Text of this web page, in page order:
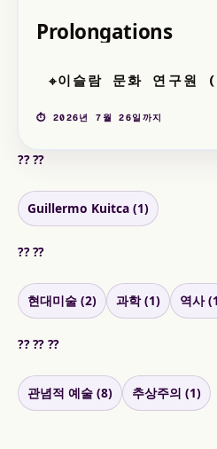
Prolongations
⌖이슬람 문화 연구원
⏱ 2026년 7월 26일까지
?? ??
Guillermo Kuitca (1)
?? ??
현대미술 (2) 과학 (1) 역사
?? ?? ??
관념적 예술 (8) 추상주의 (1)